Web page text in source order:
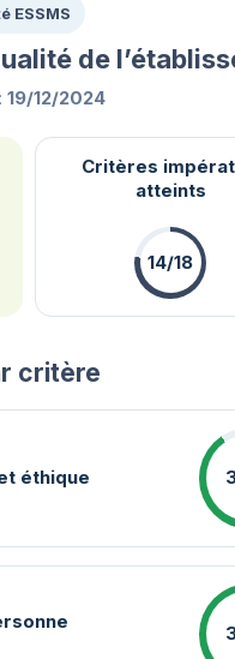
ESSMS
de
19/12/2024
Critères
atteints
14/18
critère
éthique